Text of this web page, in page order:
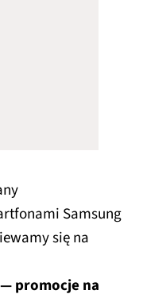
Samsung
się na
— promocje na